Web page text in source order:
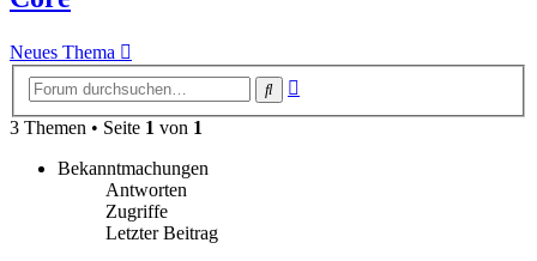
Neues Thema
Suche
3 Themen • Seite 1 von 1
Bekanntmachungen
Antworten
Zugriffe
Letzter Beitrag